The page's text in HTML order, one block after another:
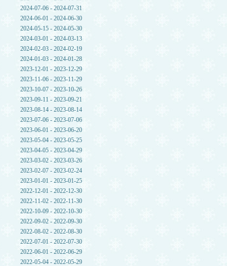
2024-07-06 - 2024-07-31
2024-06-01 - 2024-06-30
2024-05-15 - 2024-05-30
2024-03-01 - 2024-03-13
2024-02-03 - 2024-02-19
2024-01-03 - 2024-01-28
2023-12-01 - 2023-12-29
2023-11-06 - 2023-11-29
2023-10-07 - 2023-10-26
2023-09-11 - 2023-09-21
2023-08-14 - 2023-08-14
2023-07-06 - 2023-07-06
2023-06-01 - 2023-06-20
2023-05-04 - 2023-05-25
2023-04-05 - 2023-04-29
2023-03-02 - 2023-03-26
2023-02-07 - 2023-02-24
2023-01-01 - 2023-01-25
2022-12-01 - 2022-12-30
2022-11-02 - 2022-11-30
2022-10-09 - 2022-10-30
2022-09-02 - 2022-09-30
2022-08-02 - 2022-08-30
2022-07-01 - 2022-07-30
2022-06-01 - 2022-06-29
2022-05-04 - 2022-05-29